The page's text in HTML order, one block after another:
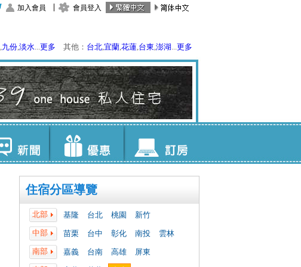
加入會員 會員登入
,九份,淡水...更多 其他： 台北,宜蘭,花蓮,台東,澎湖...更多
住宿分區導覽
北部 基隆 台北 桃園
新竹
中部
苗栗 台中 彰化 南投
雲林
南部
嘉義 台南 高雄
屏東